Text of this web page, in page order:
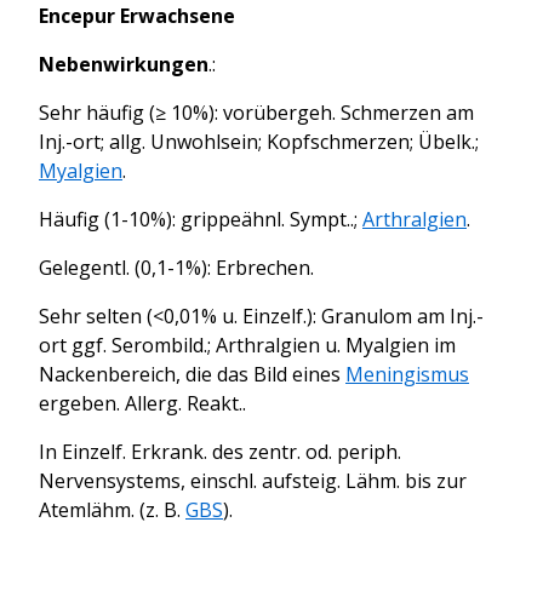
Encepur Erwachsene
Nebenwirkungen.:
Sehr häufig (≥ 10%): vorübergeh. Schmerzen am
Inj.-ort; allg. Unwohlsein; Kopfschmerzen; Übelk.;
Myalgien.
Häufig (1-10%): grippeähnl. Sympt..; Arthralgien.
Gelegentl. (0,1-1%): Erbrechen.
Sehr selten (<0,01% u. Einzelf.): Granulom am Inj.-
ort ggf. Serombild.; Arthralgien u. Myalgien im
Nackenbereich, die das Bild eines Meningismus
ergeben. Allerg. Reakt..
In Einzelf. Erkrank. des zentr. od. periph.
Nervensystems, einschl. aufsteig. Lähm. bis zur
Atemlähm. (z. B. GBS).